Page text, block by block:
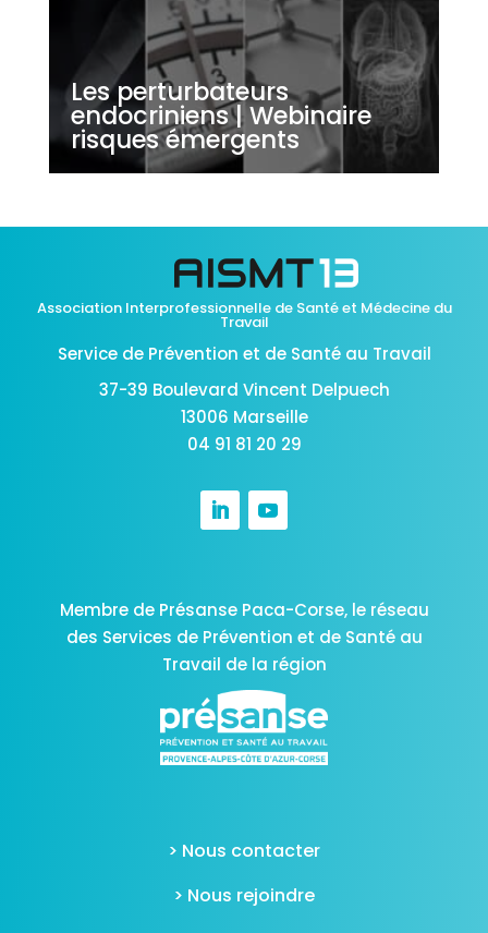
Les perturbateurs
endocriniens | Webinaire
risques émergents
Association Interprofessionnelle de Santé et Médecine du
Travail
Service de Prévention et de Santé au Travail
37-39 Boulevard Vincent Delpuech
13006 Marseille
04 91 81 20 29
Membre de Présanse Paca-Corse, le réseau
des Services de Prévention et de Santé au
Travail de la région
> Nous contacter
> Nous rejoindre